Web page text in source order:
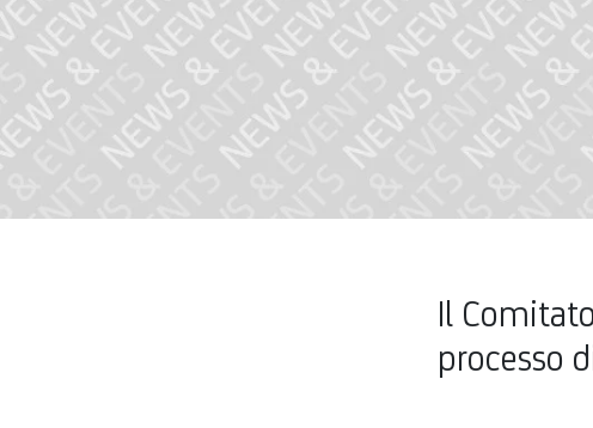
Il
processo